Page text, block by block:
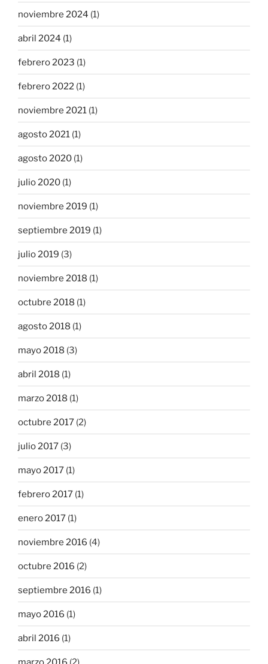
noviembre 2024 (1)
abril 2024 (1)
febrero 2023 (1)
febrero 2022 (1)
noviembre 2021 (1)
agosto 2021 (1)
agosto 2020 (1)
julio 2020 (1)
noviembre 2019 (1)
septiembre 2019 (1)
julio 2019 (3)
noviembre 2018 (1)
octubre 2018 (1)
agosto 2018 (1)
mayo 2018 (3)
abril 2018 (1)
marzo 2018 (1)
octubre 2017 (2)
julio 2017 (3)
mayo 2017 (1)
febrero 2017 (1)
enero 2017 (1)
noviembre 2016 (4)
octubre 2016 (2)
septiembre 2016 (1)
mayo 2016 (1)
abril 2016 (1)